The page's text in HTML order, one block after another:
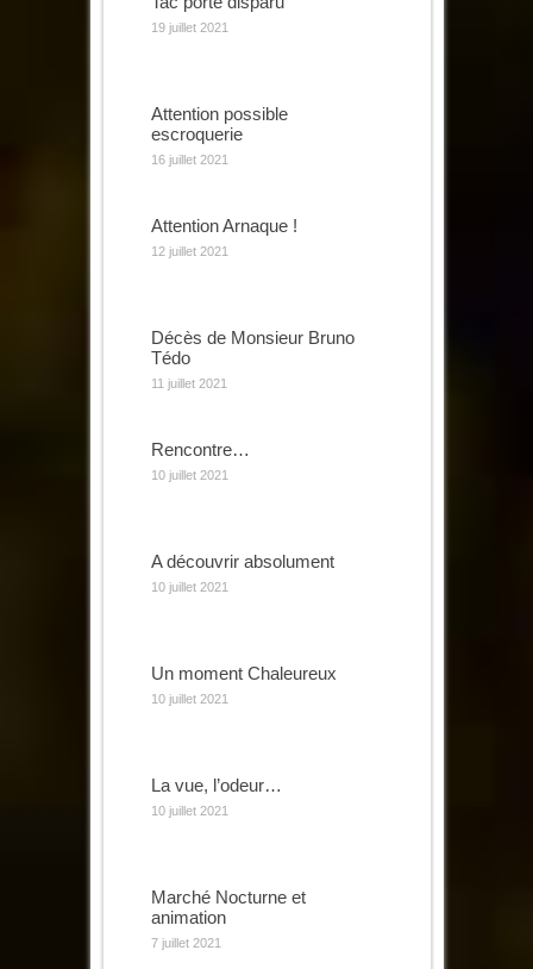
19 juillet 2021
Attention possible
escroquerie
16 juillet 2021
Attention Arnaque !
12 juillet 2021
Décès de Monsieur Bruno
Tédo
11 juillet 2021
Rencontre…
10 juillet 2021
A découvrir absolument
10 juillet 2021
Un moment Chaleureux
10 juillet 2021
La vue, l’odeur…
10 juillet 2021
Marché Nocturne et
animation
7 juillet 2021